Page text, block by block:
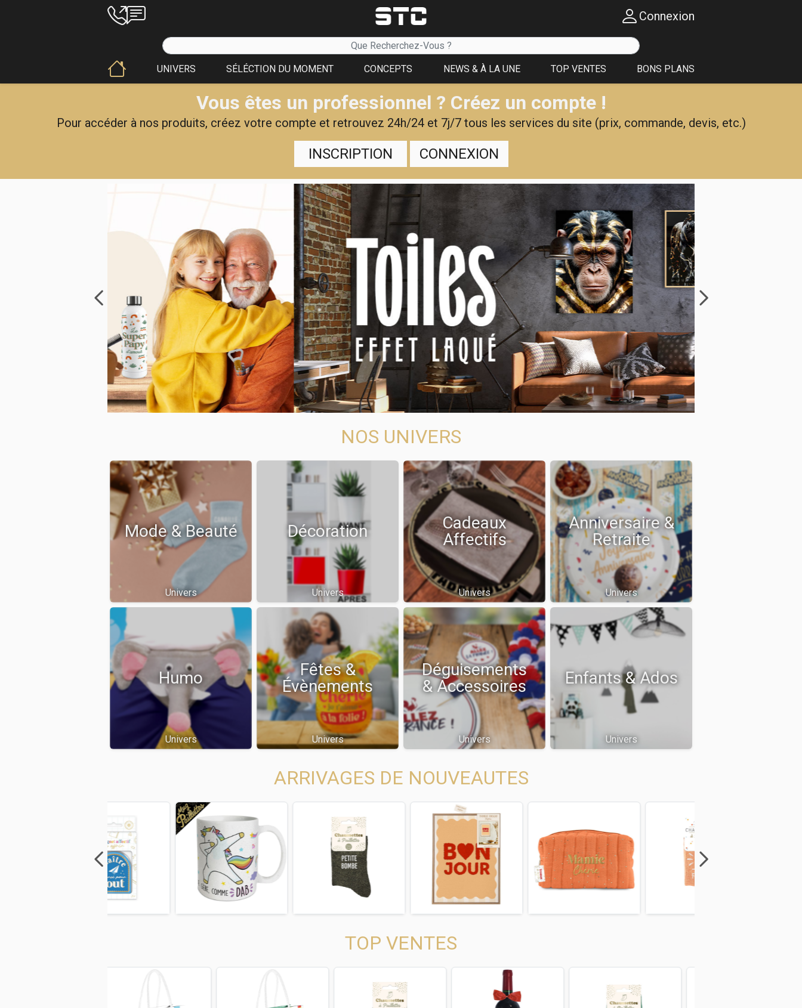
Connexion
UNIVERS SÉLÉCTION DU MOMENT CONCEPTS NEWS & À LA UNE TOP VENTES BONS PLANS
Vous êtes un professionnel ? Créez un compte !
Pour accéder à nos produits, créez votre compte et retrouvez 24h/24 et 7j/7 tous les services du site (prix, commande, devis, etc.)
INSCRIPTION CONNEXION
NOS UNIVERS
Mode & Beauté
Univers
Décoration
Univers
Cadeaux
Affectifs
Univers
Anniversaire &
Retraite
Univers
Humo
Univers
Fêtes &
Évènements
Univers
Déguisements
& Accessoires
Univers
Enfants & Ados
Univers
ARRIVAGES DE NOUVEAUTES
Next Previous Next Previous Next Previous Next Previous Next Previous Next Previous
TOP VENTES